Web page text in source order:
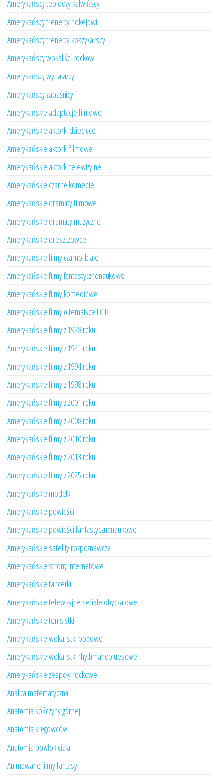
Amerykańscy teolodzy kalwińscy
Amerykańscy trenerzy hokejowi
Amerykańscy trenerzy koszykarscy
Amerykańscy wokaliści rockowi
Amerykańscy wynalazcy
Amerykańscy zapaśnicy
Amerykańskie adaptacje filmowe
Amerykańskie aktorki dziecięce
Amerykańskie aktorki filmowe
Amerykańskie aktorki telewizyjne
Amerykańskie czarne komedie
Amerykańskie dramaty filmowe
Amerykańskie dramaty muzyczne
Amerykańskie dreszczowce
Amerykańskie filmy czarno-białe
Amerykańskie filmy fantastycznonaukowe
Amerykańskie filmy komediowe
Amerykańskie filmy o tematyce LGBT
Amerykańskie filmy z 1928 roku
Amerykańskie filmy z 1941 roku
Amerykańskie filmy z 1994 roku
Amerykańskie filmy z 1998 roku
Amerykańskie filmy z 2001 roku
Amerykańskie filmy z 2008 roku
Amerykańskie filmy z 2010 roku
Amerykańskie filmy z 2013 roku
Amerykańskie filmy z 2025 roku
Amerykańskie modelki
Amerykańskie powieści
Amerykańskie powieści fantastycznonaukowe
Amerykańskie satelity rozpoznawcze
Amerykańskie strony internetowe
Amerykańskie tancerki
Amerykańskie telewizyjne seriale obyczajowe
Amerykańskie tenisistki
Amerykańskie wokalistki popowe
Amerykańskie wokalistki rhythmandbluesowe
Amerykańskie zespoły rockowe
Analiza matematyczna
Anatomia kończyny górnej
Anatomia kręgowców
Anatomia powłok ciała
Animowane filmy fantasy